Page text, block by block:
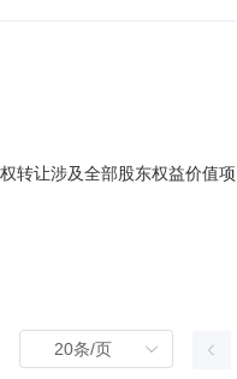
转让涉及全部股东权益价值
详见评估报告。2、产权转让